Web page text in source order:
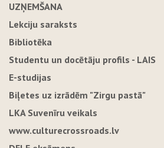
UZŅEMŠANA
Lekciju saraksts
Bibliotēka
Studentu un docētāju profils - LAIS
E-studijas
Biļetes uz izrādēm "Zirgu pastā"
LKA Suvenīru veikals
www.culturecrossroads.lv